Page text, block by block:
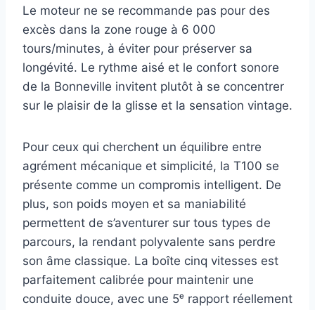
Le moteur ne se recommande pas pour des
excès dans la zone rouge à 6 000
tours/minutes, à éviter pour préserver sa
longévité. Le rythme aisé et le confort sonore
de la Bonneville invitent plutôt à se concentrer
sur le plaisir de la glisse et la sensation vintage.
Pour ceux qui cherchent un équilibre entre
agrément mécanique et simplicité, la T100 se
présente comme un compromis intelligent. De
plus, son poids moyen et sa maniabilité
permettent de s’aventurer sur tous types de
parcours, la rendant polyvalente sans perdre
son âme classique. La boîte cinq vitesses est
parfaitement calibrée pour maintenir une
conduite douce, avec une 5ᵉ rapport réellement